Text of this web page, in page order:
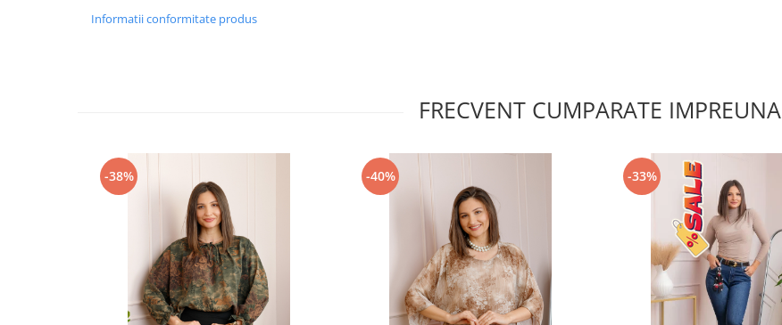
Informatii conformitate produs
FRECVENT CUMPARATE IMPREUNA
-38% -40% -33%